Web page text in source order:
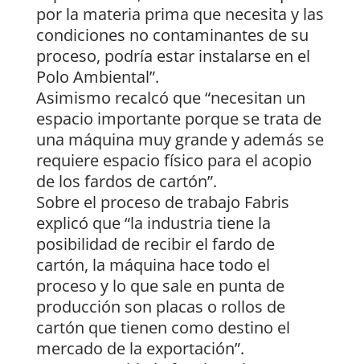
por la materia prima que necesita y las
condiciones no contaminantes de su
proceso, podría estar instalarse en el
Polo Ambiental”.
Asimismo recalcó que “necesitan un
espacio importante porque se trata de
una máquina muy grande y además se
requiere espacio físico para el acopio
de los fardos de cartón”.
Sobre el proceso de trabajo Fabris
explicó que “la industria tiene la
posibilidad de recibir el fardo de
cartón, la máquina hace todo el
proceso y lo que sale en punta de
producción son placas o rollos de
cartón que tienen como destino el
mercado de la exportación”.